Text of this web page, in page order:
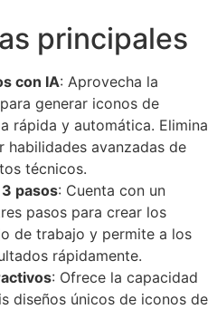
principales
con IA: Aprovecha la
generar iconos de
rápida y automática. Elimina
habilidades avanzadas de
técnicos.
pasos: Cuenta con un
pasos para crear los
de trabajo y permite a los
rápidamente.
: Ofrece la capacidad
diseños únicos de iconos de